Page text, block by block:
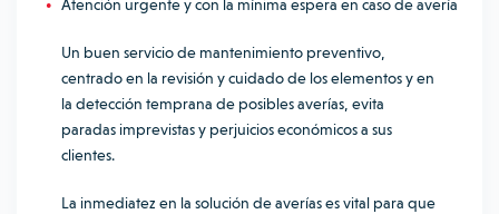
Atención urgente y con la mínima espera en caso de avería
Un buen servicio de mantenimiento preventivo,
centrado en la revisión y cuidado de los elementos y en
la detección temprana de posibles averías, evita
paradas imprevistas y perjuicios económicos a sus
clientes.
La inmediatez en la solución de averías es vital para que